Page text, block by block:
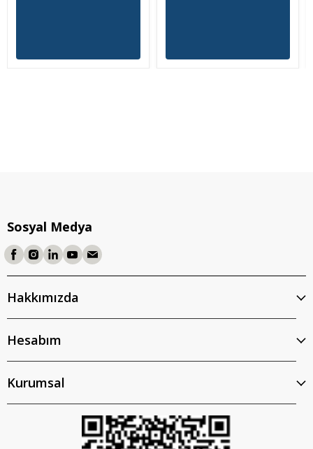
Sosyal Medya
Hakkımızda
Hesabım
Kurumsal